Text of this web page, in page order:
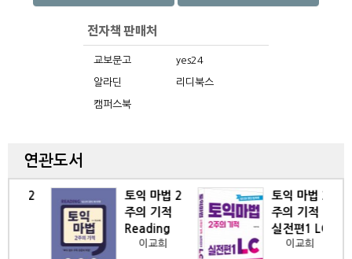
교보문고 yes24
알라딘 리디북스
캠퍼스북
연관도서
토익 마법 2
주의 기적
Reading
이교희
토익 마법 2
주의 기적
실전편1 LC
이교희